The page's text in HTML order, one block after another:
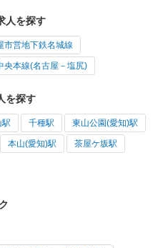
人を探す
市営地下鉄名城線
央本線(名古屋－塩尻)
を探す
駅 千種駅 東山公園(愛知)駅
本山(愛知)駅 茶屋ケ坂駅